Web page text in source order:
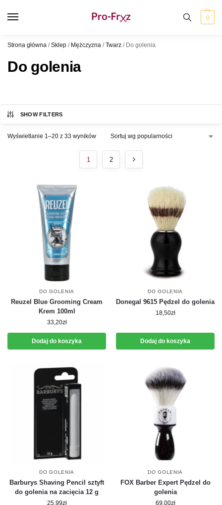
0
Strona główna /Sklep / Mężczyzna /Twarz / Do golenia
Do golenia
SHOW FILTERS
Wyświetlanie 1–20 z 33 wyników
1 2
DO GOLENIA
Reuzel Blue Grooming Cream
Krem 100ml
33,20zł
Dodaj do koszyka
DO GOLENIA
Donegal 9615 Pędzel do golenia
18,50zł
Dodaj do koszyka
DO GOLENIA
Barburys Shaving Pencil sztyft
do golenia na zacięcia 12 g
25,99zł
DO GOLENIA
FOX Barber Expert Pędzel do
golenia
69,00zł